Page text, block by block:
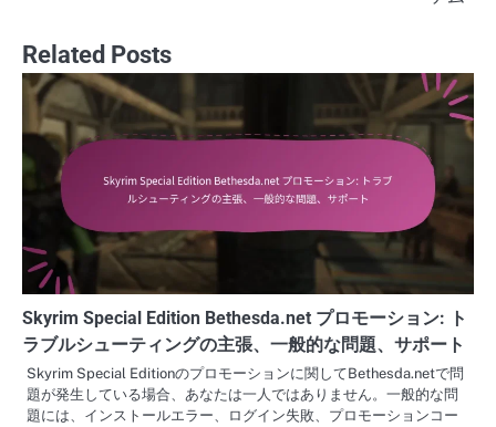
Related Posts
Skyrim Special Edition Bethesda.net プロモーション: ト
ラブルシューティングの主張、一般的な問題、サポート
Skyrim Special Editionのプロモーションに関してBethesda.netで問
題が発生している場合、あなたは一人ではありません。一般的な問
題には、インストールエラー、ログイン失敗、プロモーションコー